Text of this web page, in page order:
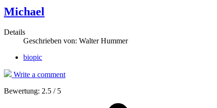
Michael
Details
Geschrieben von: Walter Hummer
biopic
Write a comment
Bewertung: 2.5 / 5